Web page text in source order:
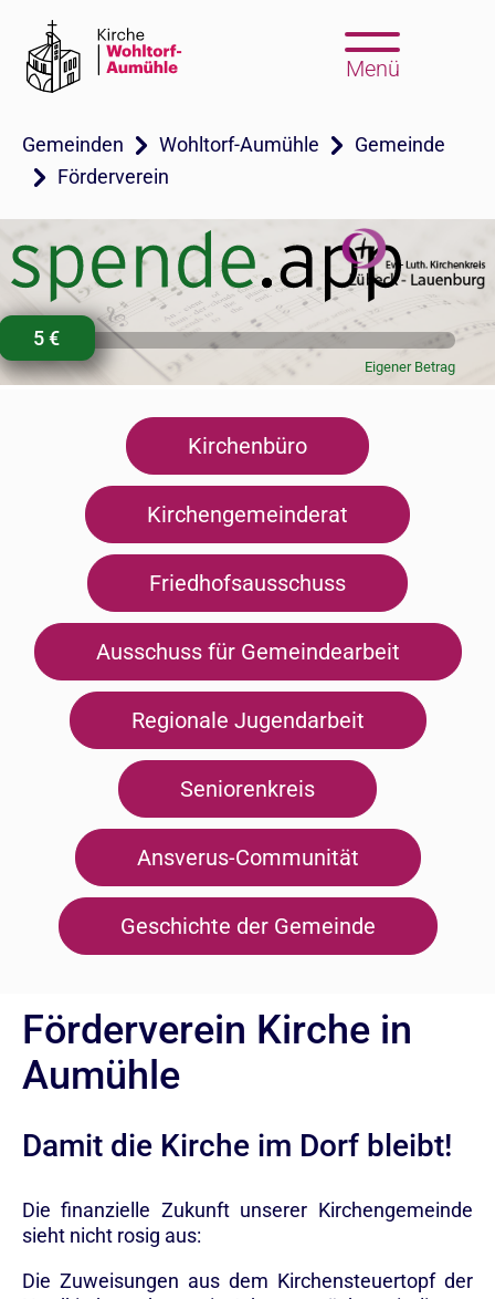
Menü
Gemeinden Wohltorf-Aumühle
Gemeinde
Förderverein
Kirchenbüro
Kirchengemeinderat
Friedhofsausschuss
Ausschuss für Gemeindearbeit
Regionale Jugendarbeit
Seniorenkreis
Ansverus-Communität
Geschichte der Gemeinde
Förderverein Kirche in
Aumühle
Damit die Kirche im Dorf bleibt!
Die finanzielle Zukunft unserer Kirchengemeinde
sieht nicht rosig aus:
Die Zuweisungen aus dem Kirchensteuertopf der